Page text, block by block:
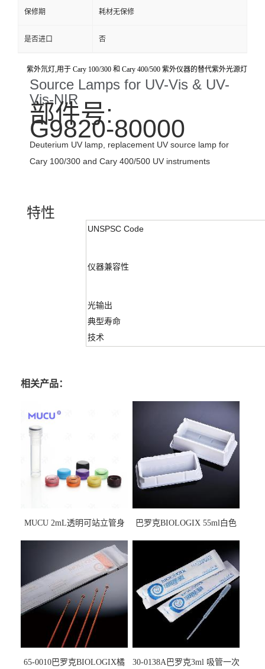
保修期 耗材无保修
是否进口 否
紫外氘灯,用于 Cary 100/300 和 Cary 400/500 紫外仪器的替代紫外光源灯
Source Lamps for UV-Vis & UV-
Vis-NIR
部件号:
G9820-80000
Deuterium UV lamp, replacement UV source lamp for
Cary 100/300 and Cary 400/500 UV instruments
特性
UNSPSC Code
仪器兼容性
光输出
典型寿命
技术
相关产品：
MUCU 2mL透明可站立管身
巴罗克BIOLOGIX 55ml白色
马射线灭菌25-0051
65-0010巴罗克BIOLOGIX橘
30-0138A巴罗克3ml 吸管一次